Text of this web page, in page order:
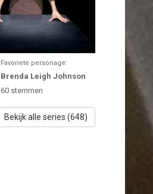
Favoriete personage:
Brenda Leigh Johnson
60 stemmen
Bekijk alle series (648)